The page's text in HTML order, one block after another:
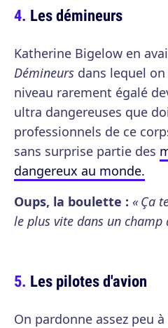
Les démineurs
Katherine Bigelow en
Démineurs dans lequel
niveau rarement égalé
ultra dangereuses que
professionnels de ce
sans surprise partie des
dangereux au monde.
Oups, la boulette : « Ça
le plus vite dans un champ
Les pilotes d'avion
On pardonne assez peu